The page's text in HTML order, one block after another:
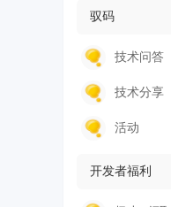
驭码
CodeRider
技术问答
技术分享
活动
开发者福利